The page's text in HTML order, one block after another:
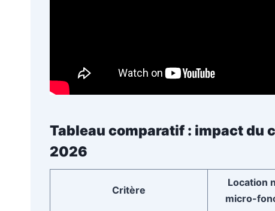
Tableau comparatif : impact du
2026
Critère
Location
micro-